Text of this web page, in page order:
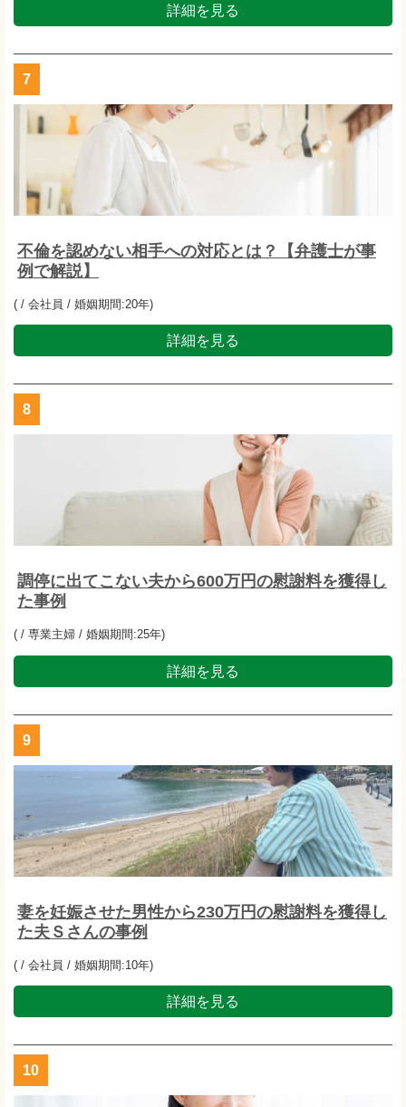
詳細を見る
7
不倫を認めない相手への対応とは？【弁護士が事
例で解説】
( / 会社員 / 婚姻期間:20年)
詳細を見る
8
調停に出てこない夫から600万円の慰謝料を獲得し
た事例
( / 専業主婦 / 婚姻期間:25年)
詳細を見る
9
妻を妊娠させた男性から230万円の慰謝料を獲得し
た夫Ｓさんの事例
( / 会社員 / 婚姻期間:10年)
詳細を見る
10